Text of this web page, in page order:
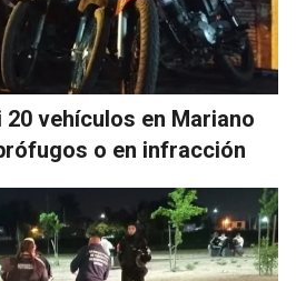
vehículos en Mariano
o en infracción